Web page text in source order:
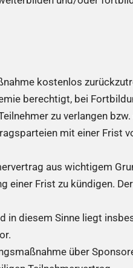
kostenlos
berechtigt, bei
zu verlangen bzw.
mit einer Frist
aus wichtigem
einer Frist zu kündigen.
in diesem Sinne liegt
über